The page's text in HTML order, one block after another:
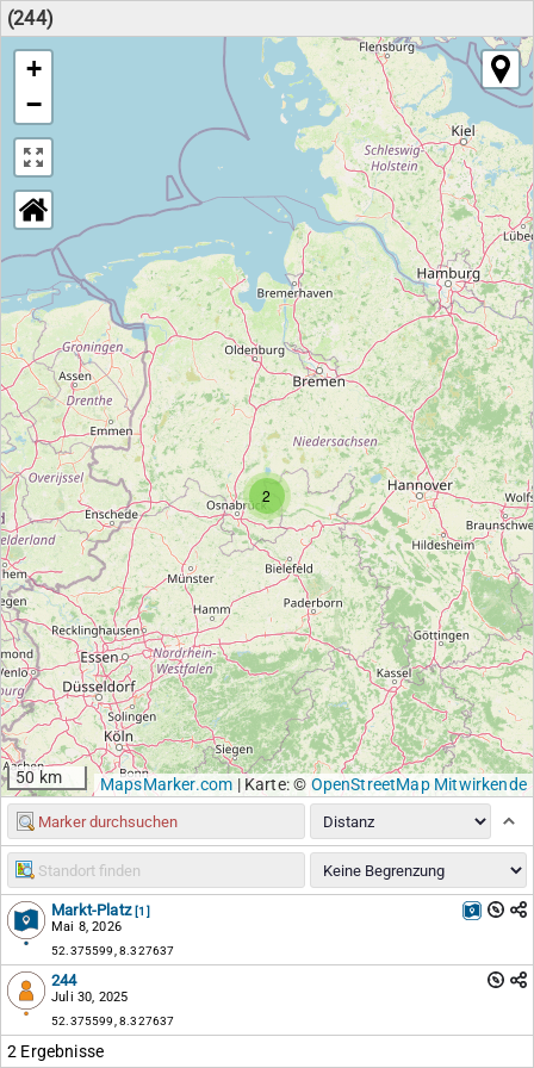
(244)
2
+
−
50 km MapsMarker.com |Karte: © OpenStreetMap Mitwirkende
Markt-Platz [1]
Mai 8, 2026
52.375599, 8.327637
244
Juli 30, 2025
52.375599, 8.327637
2 Ergebnisse